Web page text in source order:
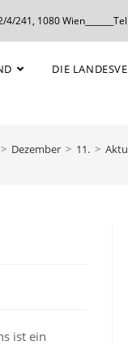
241, 1080
DIE
> Dezember > 11. >
ist ein